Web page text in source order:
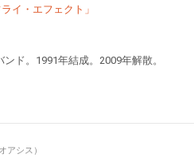
イ・エフェクト」
ド。1991年結成。2009年解散。
アシス）